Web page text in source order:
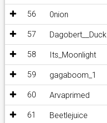
56 0nion
57 Dagobert__Duck
58 Its_Moonlight
59 gagaboom_1
60 Arvaprimed
61 Beetlejuice